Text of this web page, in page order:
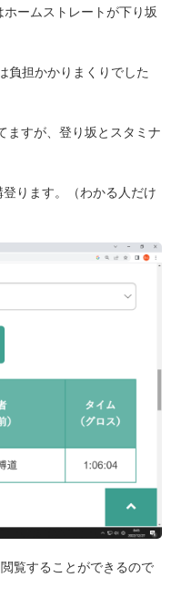
ームストレートが下り坂
負担かかりまくりでした
ますが、登り坂とスタミナ
ります。（わかる人だけ
覧することができるので